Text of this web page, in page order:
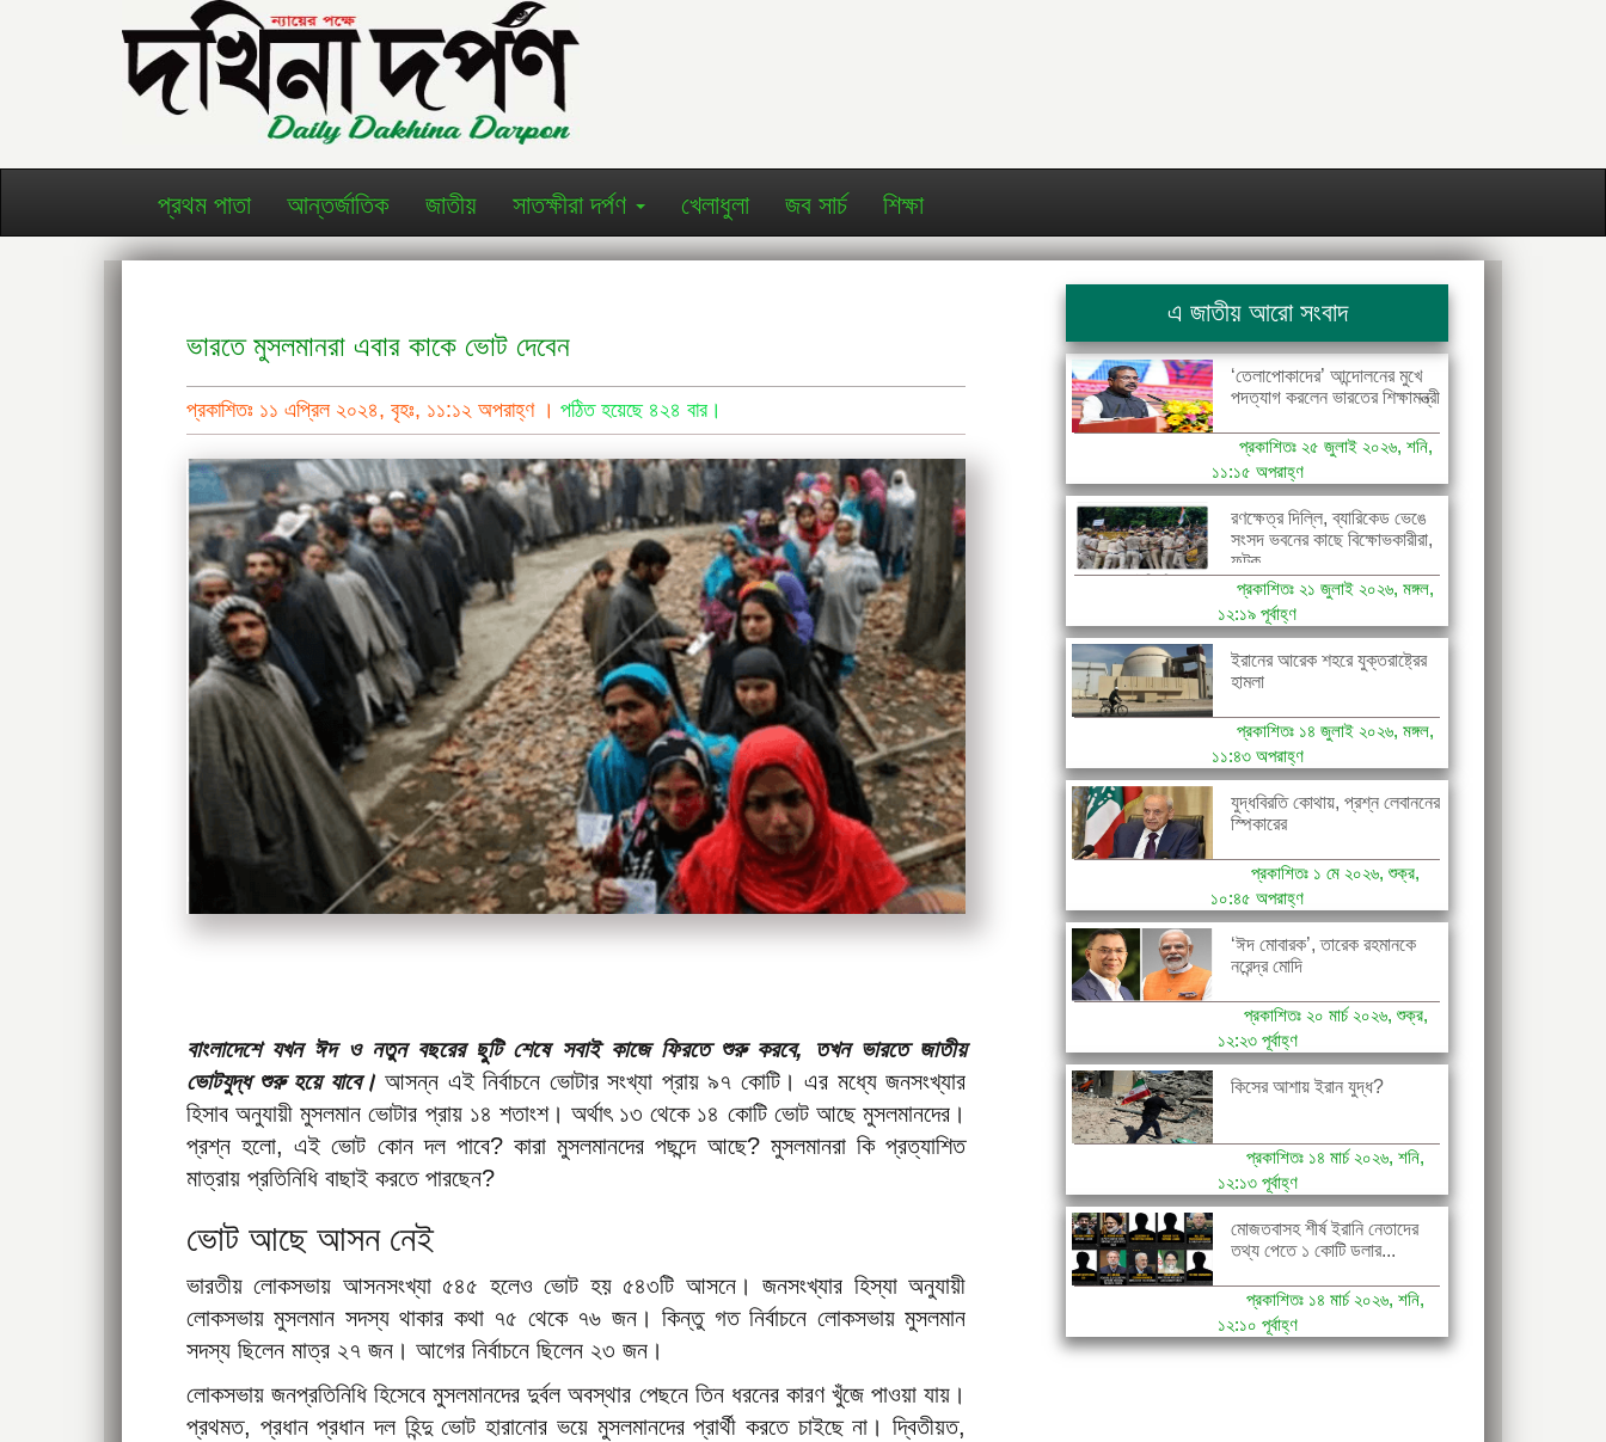
প্রথম পাতা আন্তর্জাতিক জাতীয় সাতক্ষীরা দর্পণ খেলাধুলা জব সার্চ শিক্ষা
ভারতে মুসলমানরা এবার কাকে ভোট দেবেন
প্রকাশিতঃ ১১ এপ্রিল ২০২৪, বৃহঃ, ১১:১২ অপরাহ্ণ । পঠিত হয়েছে ৪২৪ বার।
বাংলাদেশে যখন ঈদ ও নতুন বছরের ছুটি শেষে সবাই কাজে ফিরতে শুরু করবে, তখন ভারতে জাতীয়
ভোটযুদ্ধ শুরু হয়ে যাবে। আসন্ন এই নির্বাচনে ভোটার সংখ্যা প্রায় ৯৭ কোটি। এর মধ্যে জনসংখ্যার
হিসাব অনুযায়ী মুসলমান ভোটার প্রায় ১৪ শতাংশ। অর্থাৎ ১৩ থেকে ১৪ কোটি ভোট আছে মুসলমানদের।
প্রশ্ন হলো, এই ভোট কোন দল পাবে? কারা মুসলমানদের পছন্দে আছে? মুসলমানরা কি প্রত্যাশিত
মাত্রায় প্রতিনিধি বাছাই করতে পারছেন?
ভোট আছে আসন নেই
ভারতীয় লোকসভায় আসনসংখ্যা ৫৪৫ হলেও ভোট হয় ৫৪৩টি আসনে। জনসংখ্যার হিস্যা অনুযায়ী
লোকসভায় মুসলমান সদস্য থাকার কথা ৭৫ থেকে ৭৬ জন। কিন্তু গত নির্বাচনে লোকসভায় মুসলমান
সদস্য ছিলেন মাত্র ২৭ জন। আগের নির্বাচনে ছিলেন ২৩ জন।
লোকসভায় জনপ্রতিনিধি হিসেবে মুসলমানদের দুর্বল অবস্থার পেছনে তিন ধরনের কারণ খুঁজে পাওয়া যায়।
প্রথমত, প্রধান প্রধান দল হিন্দু ভোট হারানোর ভয়ে মুসলমানদের প্রার্থী করতে চাইছে না। দ্বিতীয়ত,
এ জাতীয় আরো সংবাদ
‘তেলাপোকাদের’ আন্দোলনের মুখে
পদত্যাগ করলেন ভারতের শিক্ষামন্ত্রী
প্রকাশিতঃ ২৫ জুলাই ২০২৬, শনি,
১১:১৫ অপরাহ্ণ
রণক্ষেত্র দিল্লি, ব্যারিকেড ভেঙে
সংসদ ভবনের কাছে বিক্ষোভকারীরা,
ফটক...
প্রকাশিতঃ ২১ জুলাই ২০২৬, মঙ্গল,
১২:১৯ পূর্বাহ্ণ
ইরানের আরেক শহরে যুক্তরাষ্ট্রের
হামলা
প্রকাশিতঃ ১৪ জুলাই ২০২৬, মঙ্গল,
১১:৪৩ অপরাহ্ণ
যুদ্ধবিরতি কোথায়, প্রশ্ন লেবাননের
স্পিকারের
প্রকাশিতঃ ১ মে ২০২৬, শুক্র,
১০:৪৫ অপরাহ্ণ
‘ঈদ মোবারক’, তারেক রহমানকে
নরেন্দ্র মোদি
প্রকাশিতঃ ২০ মার্চ ২০২৬, শুক্র,
১২:২৩ পূর্বাহ্ণ
কিসের আশায় ইরান যুদ্ধ?
প্রকাশিতঃ ১৪ মার্চ ২০২৬, শনি,
১২:১৩ পূর্বাহ্ণ
মোজতবাসহ শীর্ষ ইরানি নেতাদের
তথ্য পেতে ১ কোটি ডলার...
প্রকাশিতঃ ১৪ মার্চ ২০২৬, শনি,
১২:১০ পূর্বাহ্ণ